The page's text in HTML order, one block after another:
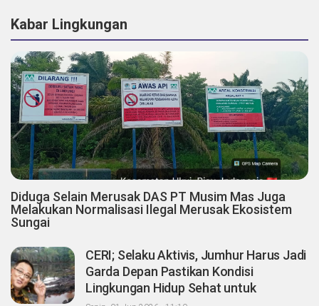
Kabar Lingkungan
Diduga Selain Merusak DAS PT Musim Mas Juga
Melakukan Normalisasi Ilegal Merusak Ekosistem
Sungai
CERI; Selaku Aktivis, Jumhur Harus Jadi
Garda Depan Pastikan Kondisi
Lingkungan Hidup Sehat untuk